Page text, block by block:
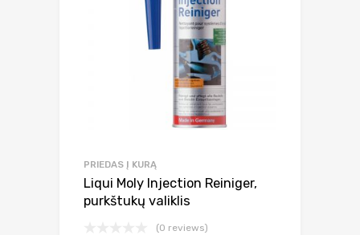
PRIEDAS Į KURĄ
Liqui Moly Injection Reiniger,
purkštukų valiklis
(0 reviews)